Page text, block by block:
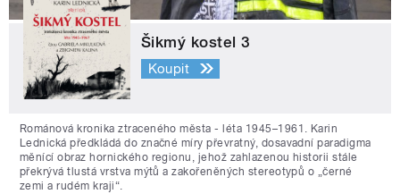
Šikmý kostel 3
Koupit
Románová kronika ztraceného města - léta 1945–1961. Karin
Lednická předkládá do značné míry převratný, dosavadní paradigma
měnící obraz hornického regionu, jehož zahlazenou historii stále
překrývá tlustá vrstva mýtů a zakořeněných stereotypů o „černé
zemi a rudém kraji“.